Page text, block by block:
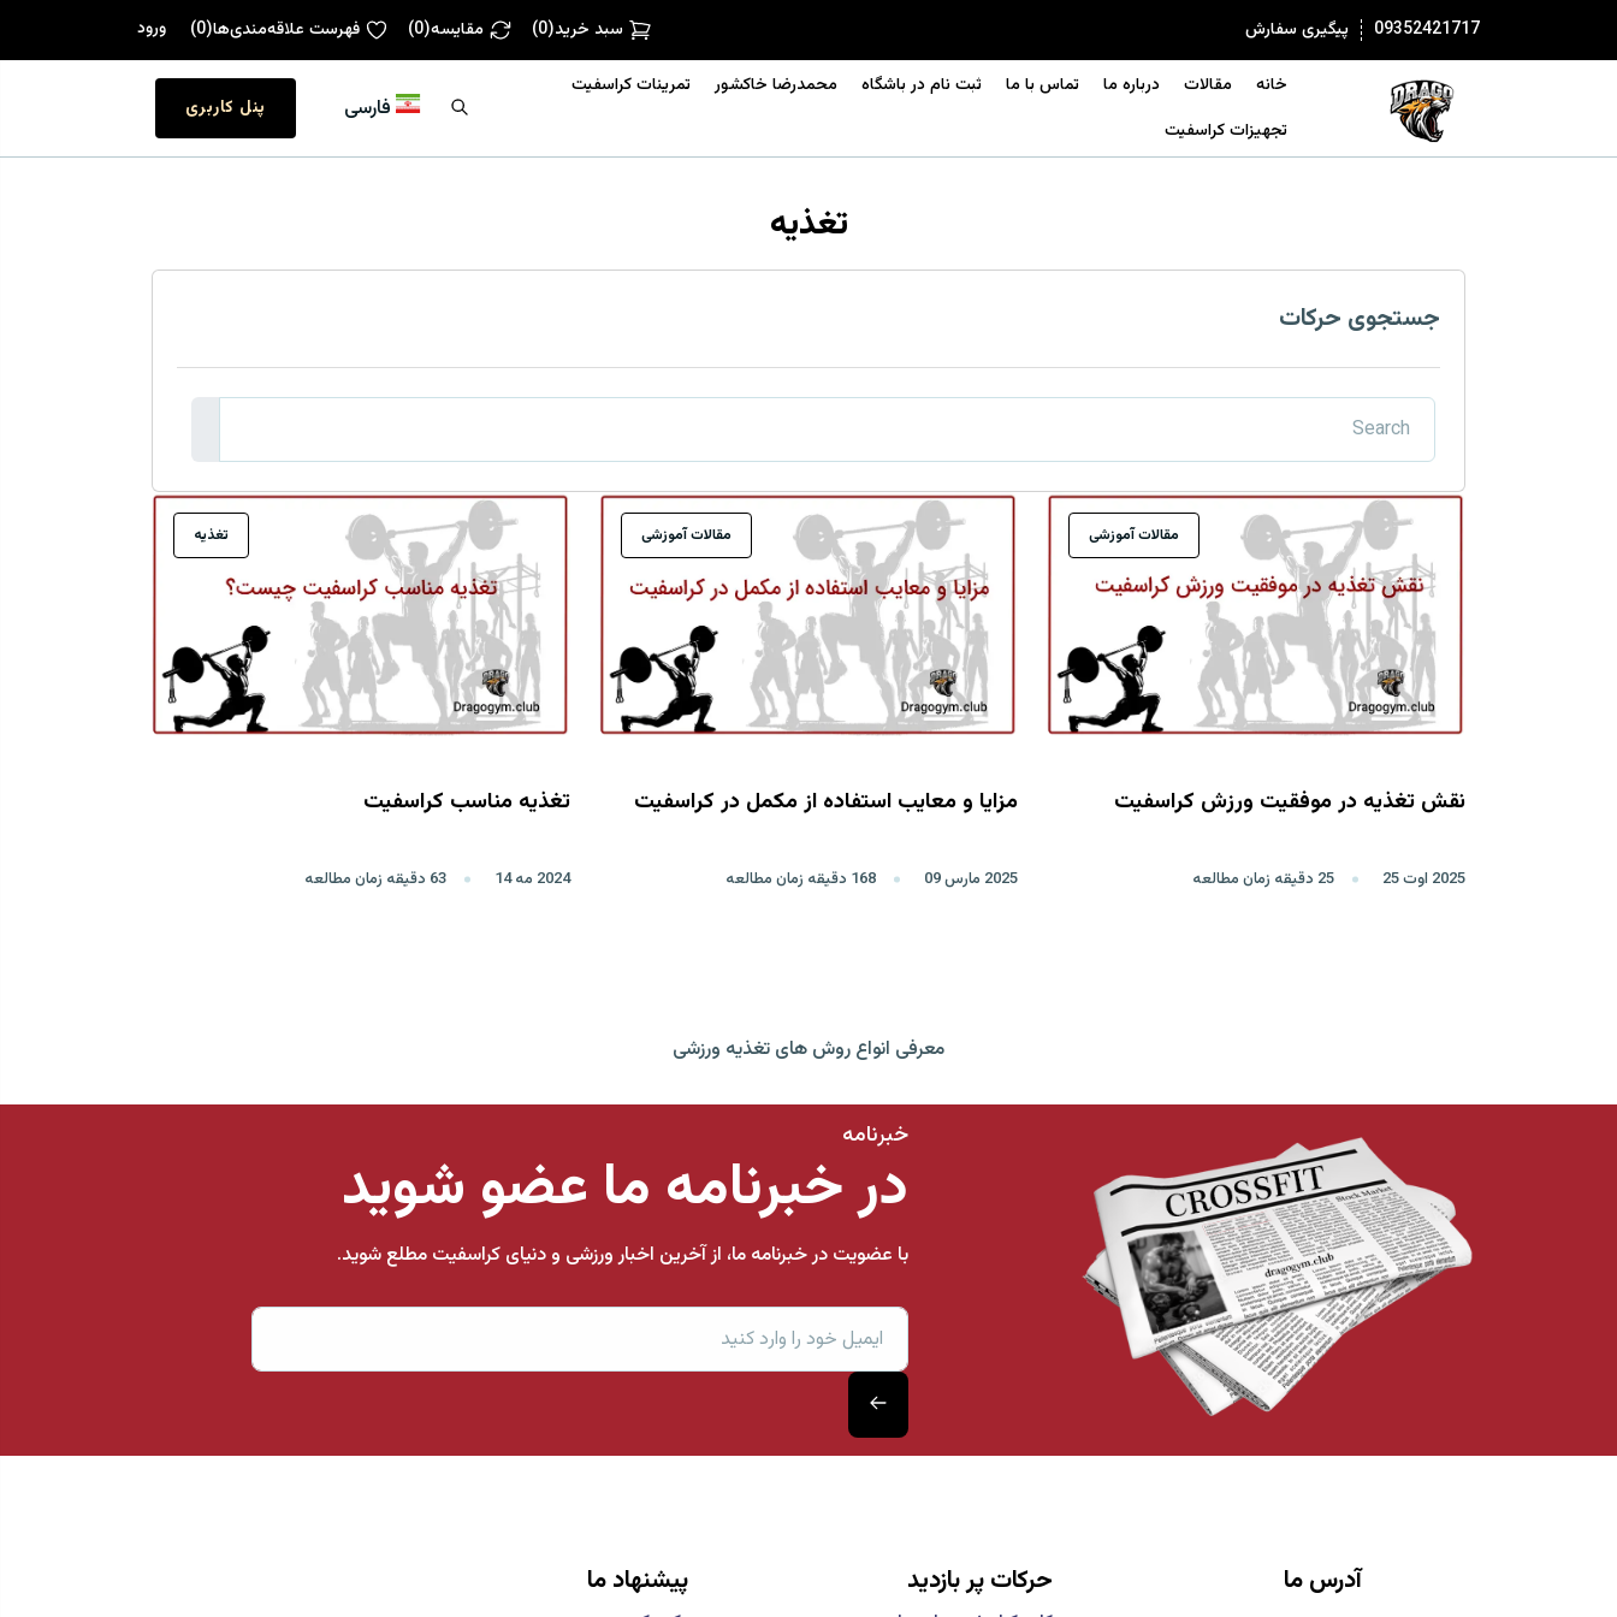
09352421717 پیگیری سفارش سبد خرید(
0
) مقایسه(
0
) فهرست علاقه‌مندی‌ها(
0
) ورود
خانه مقالات درباره ما تماس با ما ثبت نام در باشگاه محمدرضا خاکشور
تمرینات کراسفیت
تجهیزات کراسفیت
فارسی پنل کاربری
تغذیه
جستجوی حرکات
مقالات آموزشی
نقش تغذیه در موفقیت ورزش کراسفیت
2025 اوت 25 25 دقیقه زمان مطالعه
مقالات آموزشی
مزایا و معایب استفاده از مکمل در کراسفیت
2025 مارس 09 168 دقیقه زمان مطالعه
تغذیه
تغذیه مناسب کراسفیت
2024 مه 14 63 دقیقه زمان مطالعه
معرفی انواع روش های تغذیه ورزشی
خبرنامه
در خبرنامه ما عضو شوید
با عضویت در خبرنامه ما، از آخرین اخبار ورزشی و دنیای کراسفیت مطلع شوید.
آدرس ما حرکات پر بازدید پیشنهاد ما